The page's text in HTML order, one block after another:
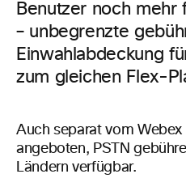
Benutzer noch mehr
– unbegrenzte
Einwahlabdeckung
zum gleichen Flex-
Auch separat vom
angeboten, PSTN
Ländern verfügbar.